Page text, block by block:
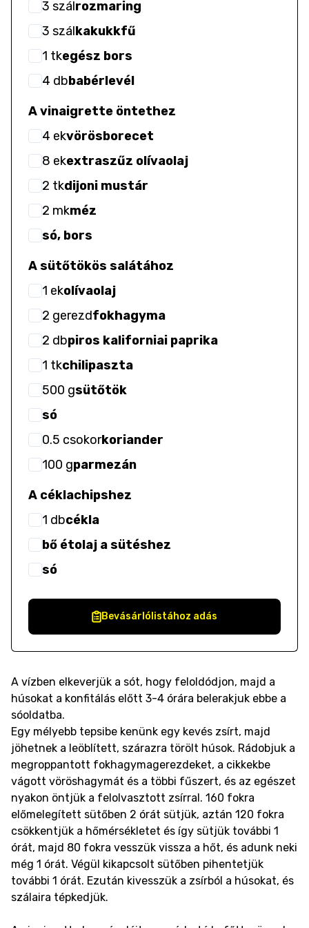
3 szálrozmaring
3 szálkakukkfű
1 tkegész bors
4 dbbabérlevél
A vinaigrette öntethez
4 ekvörösborecet
8 ekextraszűz olívaolaj
2 tkdijoni mustár
2 mkméz
só, bors
A sütőtökös salátához
1 ekolívaolaj
2 gerezdfokhagyma
2 dbpiros kaliforniai paprika
1 tkchilipaszta
500 gsütőtök
só
0.5 csokorkoriander
100 gparmezán
A céklachipshez
1 dbcékla
bő étolaj a sütéshez
só
Bevásárlólistához adás
A vízben elkeverjük a sót, hogy feloldódjon, majd a
húsokat a konfitálás előtt 3-4 órára belerakjuk ebbe a
sóoldatba.
Egy mélyebb tepsibe kenünk egy kevés zsírt, majd
jöhetnek a leöblített, szárazra törölt húsok. Rádobjuk a
megroppantott fokhagymagerezdeket, a cikkekbe
vágott vöröshagymát és a többi fűszert, és az egészet
nyakon öntjük a felolvasztott zsírral. 160 fokra
előmelegített sütőben 2 órát sütjük, aztán 120 fokra
csökkentjük a hőmérsékletet és így sütjük további 1
órát, majd 80 fokra vesszük vissza a hőt, és adunk neki
még 1 órát. Végül kikapcsolt sütőben pihentetjük
további 1 órát. Ezután kivesszük a zsírból a húsokat, és
szálaira tépkedjük.